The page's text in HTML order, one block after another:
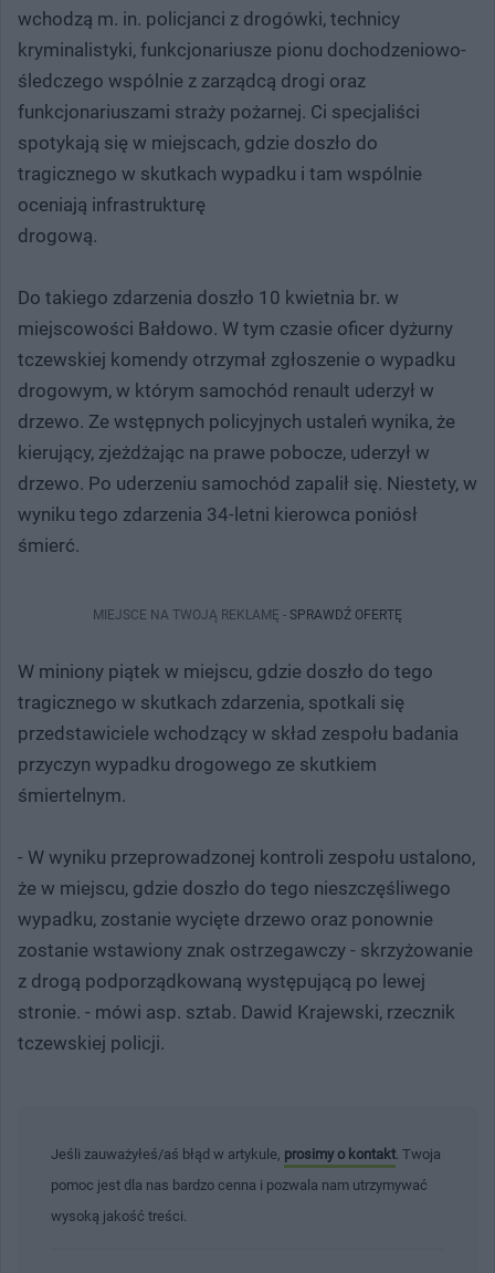
wchodzą m. in. policjanci z drogówki, technicy
kryminalistyki, funkcjonariusze pionu dochodzeniowo-
śledczego wspólnie z zarządcą drogi oraz
funkcjonariuszami straży pożarnej. Ci specjaliści
spotykają się w miejscach, gdzie doszło do
tragicznego w skutkach wypadku i tam wspólnie
oceniają infrastrukturę
drogową.
Do takiego zdarzenia doszło 10 kwietnia br. w
miejscowości Bałdowo. W tym czasie oficer dyżurny
tczewskiej komendy otrzymał zgłoszenie o wypadku
drogowym, w którym samochód renault uderzył w
drzewo. Ze wstępnych policyjnych ustaleń wynika, że
kierujący, zjeżdżając na prawe pobocze, uderzył w
drzewo. Po uderzeniu samochód zapalił się. Niestety, w
wyniku tego zdarzenia 34-letni kierowca poniósł
śmierć.
MIEJSCE NA TWOJĄ REKLAMĘ - SPRAWDŹ OFERTĘ
W miniony piątek w miejscu, gdzie doszło do tego
tragicznego w skutkach zdarzenia, spotkali się
przedstawiciele wchodzący w skład zespołu badania
przyczyn wypadku drogowego ze skutkiem
śmiertelnym.
- W wyniku przeprowadzonej kontroli zespołu ustalono,
że w miejscu, gdzie doszło do tego nieszczęśliwego
wypadku, zostanie wycięte drzewo oraz ponownie
zostanie wstawiony znak ostrzegawczy - skrzyżowanie
z drogą podporządkowaną występującą po lewej
stronie. - mówi asp. sztab. Dawid Krajewski, rzecznik
tczewskiej policji.
Jeśli zauważyłeś/aś błąd w artykule, prosimy o kontakt . Twoja
pomoc jest dla nas bardzo cenna i pozwala nam utrzymywać
wysoką jakość treści.